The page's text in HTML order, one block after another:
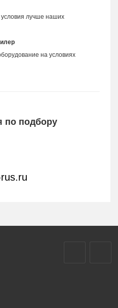
лучше наших
на условиях
по подбору